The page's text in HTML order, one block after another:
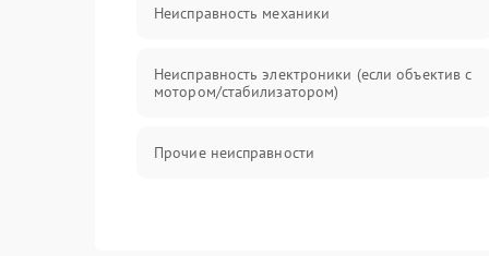
Неисправность механики
Неисправность электроники (если объектив с
мотором/стабилизатором)
Прочие неисправности